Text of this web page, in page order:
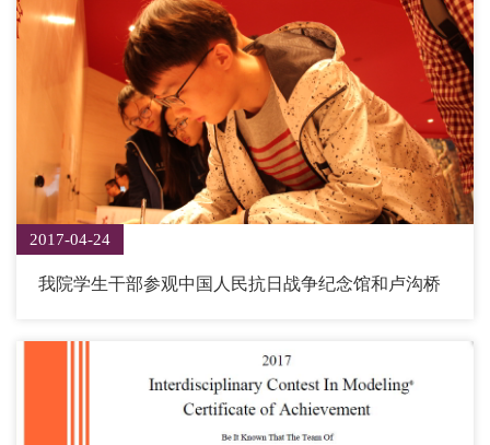
2017-04-24
我院学生干部参观中国人民抗日战争纪念馆和卢沟桥